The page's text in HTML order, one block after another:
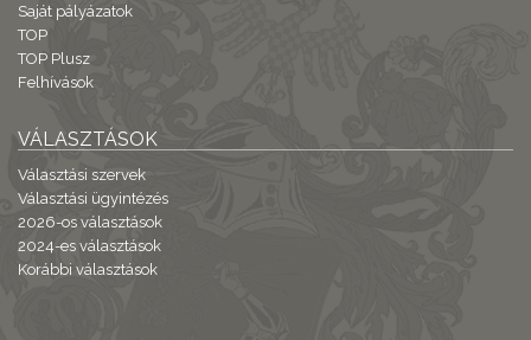
Saját pályázatok
TOP
TOP Plusz
Felhívások
VÁLASZTÁSOK
Választási szervek
Választási ügyintézés
2026-os választások
2024-es választások
Korábbi választások